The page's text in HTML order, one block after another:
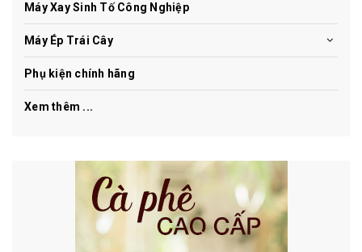
Máy Xay Sinh Tố Công Nghiệp
Máy Ép Trái Cây
Phụ kiện chính hãng
Xem thêm ...